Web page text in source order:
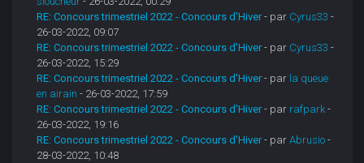
RE: Concours trimestriel 2022 - Concours d'Hiver - par Cyrus33 -
26-03-2022, 09:07
RE: Concours trimestriel 2022 - Concours d'Hiver - par Cyrus33 -
26-03-2022, 15:29
RE: Concours trimestriel 2022 - Concours d'Hiver - par la queue
en airain - 26-03-2022, 17:59
RE: Concours trimestriel 2022 - Concours d'Hiver - par rafpark -
26-03-2022, 19:16
RE: Concours trimestriel 2022 - Concours d'Hiver - parAbrusio -
28-03-2022, 10:48